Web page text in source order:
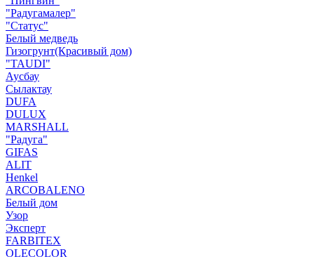
"Радугамалер"
"Статус"
Белый медведь
Гизогрунт(Красивый дом)
"TAUDI"
Аусбау
Сылактау
DUFA
DULUX
MARSHALL
"Радуга"
GIFAS
ALIT
Henkel
ARCOBALENO
Белый дом
Узор
Эксперт
FARBITEX
OLECOLOR